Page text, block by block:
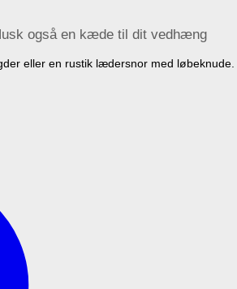
også en kæde til dit vedhæng
eller en rustik lædersnor med løbeknude.